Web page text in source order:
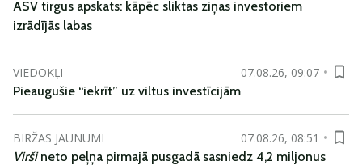
ASV tirgus apskats: kāpēc sliktas ziņas investoriem
izrādījās labas
VIEDOKĻI
07.08.26, 09:07
Pieaugušie “iekrīt” uz viltus investīcijām
BIRŽAS JAUNUMI
07.08.26, 08:51
Viršineto peļņa pirmajā pusgadā sasniedz 4,2 miljonus